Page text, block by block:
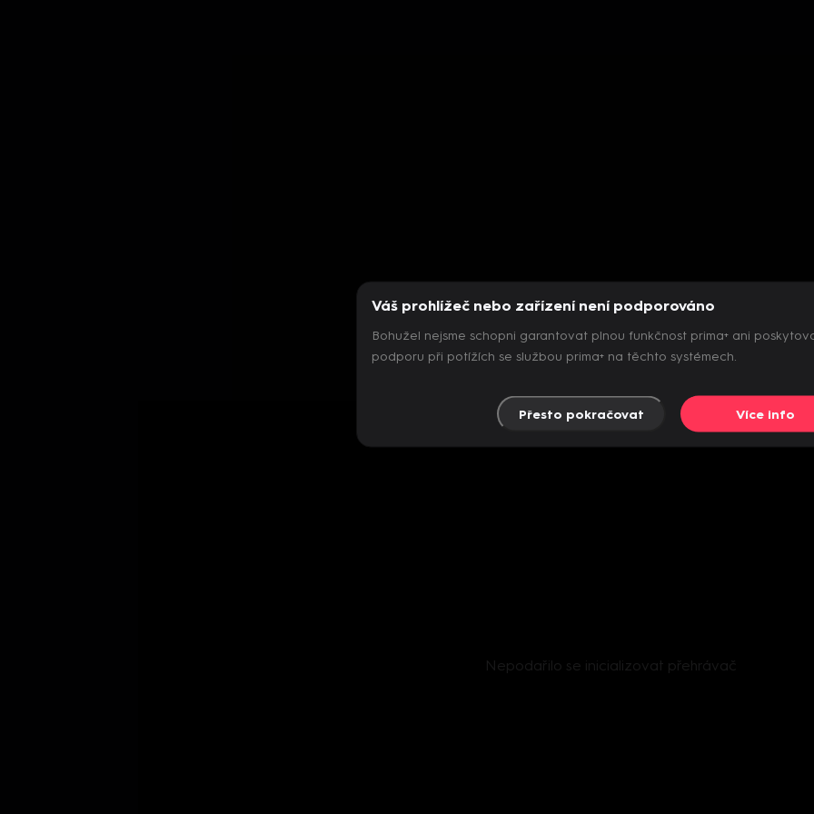
Nepodařilo se inicializovat přehrávač
Váš prohlížeč nebo zařízení není podporováno
Bohužel nejsme schopni garantovat plnou funkčnost prima+ ani
podporu při potížích se službou prima+ na těchto systémech.
Přesto pokračovat Více info